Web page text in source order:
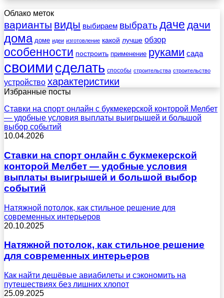
Облако меток
варианты виды выбираем выбрать даче дачи
дома доме идеи изготовление какой лучше обзор
особенности построить применение руками сада
своими сделать способы строительства строительство
устройство характеристики
Избранные посты
Ставки на спорт онлайн с букмекерской конторой Мелбет
— удобные условия выплаты выигрышей и большой
выбор событий
10.04.2026
Ставки на спорт онлайн с букмекерской
конторой Мелбет — удобные условия
выплаты выигрышей и большой выбор
событий
Натяжной потолок, как стильное решение для
современных интерьеров
20.10.2025
Натяжной потолок, как стильное решение
для современных интерьеров
Как найти дешёвые авиабилеты и сэкономить на
путешествиях без лишних хлопот
25.09.2025